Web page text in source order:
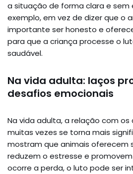
a situação de forma clara e sem
exemplo, em vez de dizer que o
importante ser honesto e
para que a criança processe o
saudável.
Na vida adulta: laços
desafios emocionais
Na vida adulta, a relação com
muitas vezes se torna mais
mostram que animais oferecem
reduzem o estresse e
ocorre a perda, o luto pode ser